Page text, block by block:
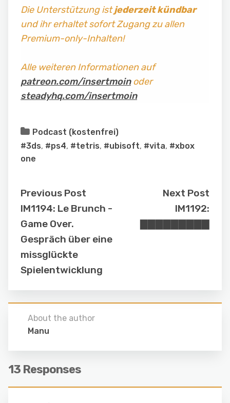
Die Unterstützung istjederzeit kündbar
und ihr erhaltet sofort Zugang zu allen
Premium-only-Inhalten!
Alle weiteren Informationen auf
patreon.com/insertmoinoder
steadyhq.com/insertmoin
Podcast (kostenfrei)
#3ds, #ps4, #tetris, #ubisoft, #vita, #xbox
one
Previous Post
IM1194: Le Brunch -
Game Over.
Gespräch über eine
missglückte
Spielentwicklung
Next Post
IM1192:
▇▇▇▇▇▇▇▇▇
About the author
Manu
13 Responses